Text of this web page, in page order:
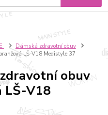
Dámská zdravotní obuv
LŠ-V18 Medistyle 37
obuv
LŠ-V18